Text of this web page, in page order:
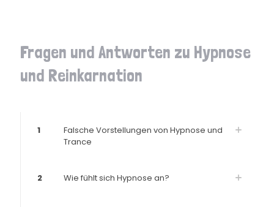
Fragen und Antworten zu Hypnose
und Reinkarnation
1
Falsche Vorstellungen von Hypnose und
Trance
2 Wie fühlt sich Hypnose an?